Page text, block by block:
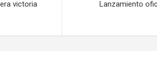
victoria
Lanzamiento